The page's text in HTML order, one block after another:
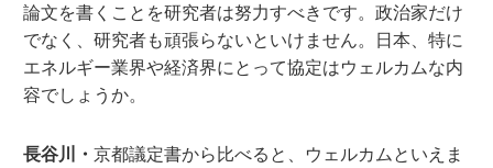
論文を書くことを研究者は努力すべきです。政治家だけ
でなく、研究者も頑張らないといけません。日本、特に
エネルギー業界や経済界にとって協定はウェルカムな内
容でしょうか。
長谷川・ 京都議定書から比べると、ウェルカムといえま